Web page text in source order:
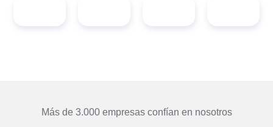
Más de 3.000 empresas confían en nosotros